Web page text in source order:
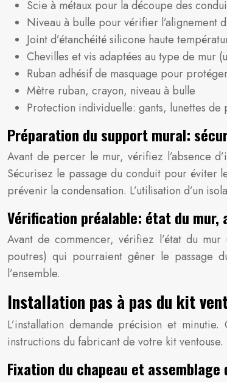
Scie à métaux pour la découpe des
Niveau à bulle pour vérifier l’alignement
Joint d’étanchéité silicone haute
Chevilles et vis adaptées au type de mur
Ruban adhésif de masquage pour
Mètre ruban, crayon, niveau à bulle
Protection individuelle: gants, lunettes de
Préparation du support mural:
Avant de percer le mur, vérifiez l’absence
Sécurisez le passage du conduit pour éviter
prévenir la condensation. L’utilisation d’un
Vérification préalable: état du
Avant de commencer, vérifiez l’état du mur
poutres) qui pourraient gêner le passage
l’ensemble.
Installation pas à pas du kit
L’installation demande précision et
instructions du fabricant de votre kit ventouse.
Fixation du chapeau et